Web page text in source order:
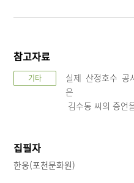
참고자료
기타
실제 산정호수 공
은
김수동 씨의 증언
집필자
한웅(포천문화원)